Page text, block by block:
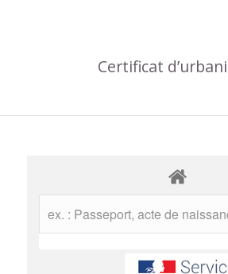
Certificat